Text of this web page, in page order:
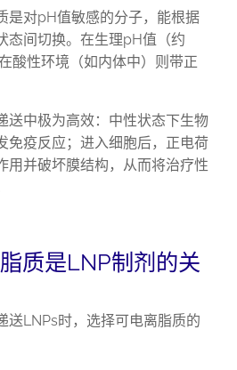
是对pH值敏感的分子，能根据
态间切换。在生理pH值（约
酸性环境（如内体中）则带正
送中极为高效：中性状态下生物
免疫反应；进入细胞后，正电荷
用并破坏膜结构，从而将治疗性
质是LNP制剂的关
送LNPs时，选择可电离脂质的